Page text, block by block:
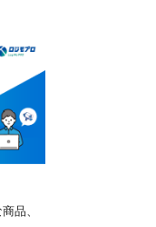
品、